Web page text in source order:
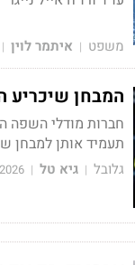
משפט | איתמר לוין |
המבחן שיכריע
חברות מודלי השפה
תעמיד אותן למבחן
גלובל | גיא טל |